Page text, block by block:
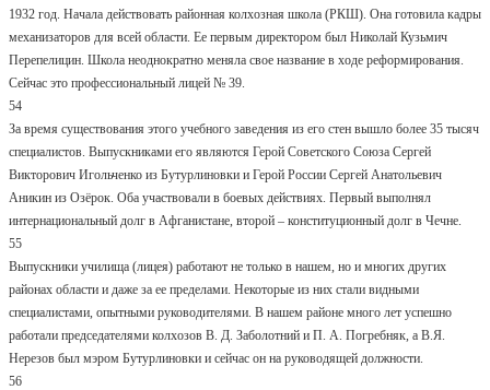
1932 год. Начала действовать районная колхозная школа (РКШ). Она готовила кадры
механизаторов для всей области. Ее первым директором был Николай Кузьмич
Перепелицин. Школа неоднократно меняла свое название в ходе реформирования.
Сейчас это профессиональный лицей № 39.
54
За время существования этого учебного заведения из его стен вышло более 35 тысяч
специалистов. Выпускниками его являются Герой Советского Союза Сергей
Викторович Игольченко из Бутурлиновки и Герой России Сергей Анатольевич
Аникин из Озёрок. Оба участвовали в боевых действиях. Первый выполнял
интернациональный долг в Афганистане, второй – конституционный долг в Чечне.
55
Выпускники училища (лицея) работают не только в нашем, но и многих других
районах области и даже за ее пределами. Некоторые из них стали видными
специалистами, опытными руководителями. В нашем районе много лет успешно
работали председателями колхозов В. Д. Заболотний и П. А. Погребняк, а В.Я.
Нерезов был мэром Бутурлиновки и сейчас он на руководящей должности.
56